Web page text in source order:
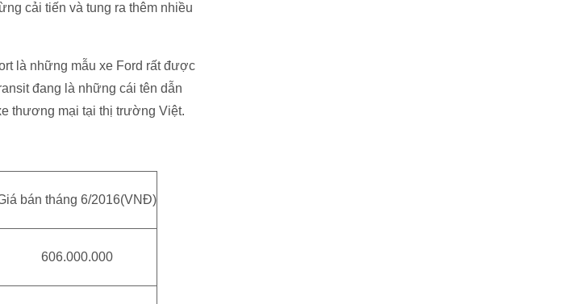
cải tiến và tung ra thêm nhiều
là những mẫu xe Ford rất được
đang là những cái tên dẫn
thương mại tại thị trường Việt.
bán tháng 6/2016(VNĐ)
606.000.000